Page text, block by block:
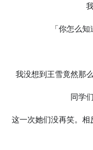
「你怎么
我没想到王雪竟然那
同学
这一次她们没再笑。